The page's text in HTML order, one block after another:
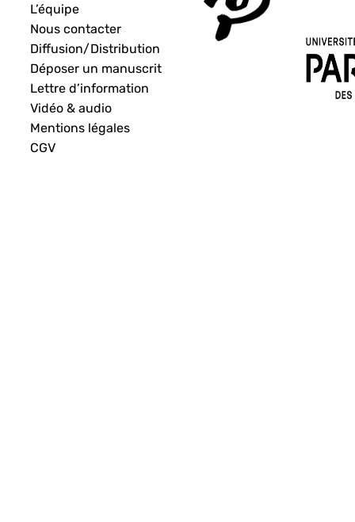
L’équipe
Nous contacter
Diffusion/Distribution
Déposer un manuscrit
Lettre d’information
Vidéo & audio
Mentions légales
CGV